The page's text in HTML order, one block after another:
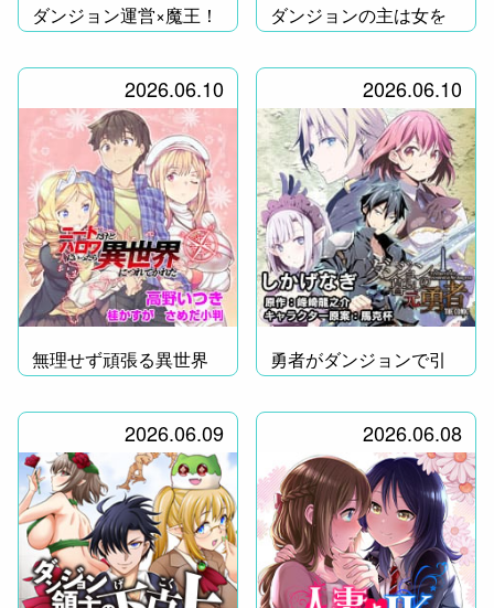
ダンジョン運営×魔王！
ダンジョンの主は女を
食らい世界を統べる！
2026.06.10
無理せず頑張る異世界
ライフ！
2026.06.10
勇者がダンジョンで引
きこもり!?
2026.06.09 2026.06.08